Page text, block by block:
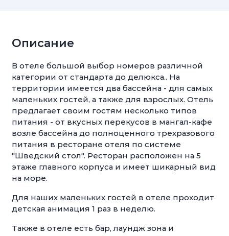
Описание
В отеле большой выбор номеров различной
категории от стандарта до делюкса.. На
территории имеется два бассейна - для самых
маленьких гостей, а также для взрослых. Отель
предлагает своим гостям несколько типов
питания - от вкусных перекусов в мангал-кафе
возле бассейна до полноценного трехразового
питания в ресторане отеля по системе
"Шведский стол". Ресторан расположен на 5
этаже главного корпуса и имеет шикарный вид
на море.
Для наших маленьких гостей в отеле проходит
детская анимация 1 раз в неделю.
Также в отеле есть бар, лаундж зона и